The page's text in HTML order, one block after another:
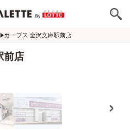
カーブス 金沢文庫駅前店
前店